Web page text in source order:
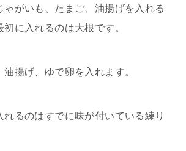
ゃがいも、たまご、油揚げを入れる
に入れるのは大根です。
揚げ、ゆで卵を入れます。
れるのはすでに味が付いている練り